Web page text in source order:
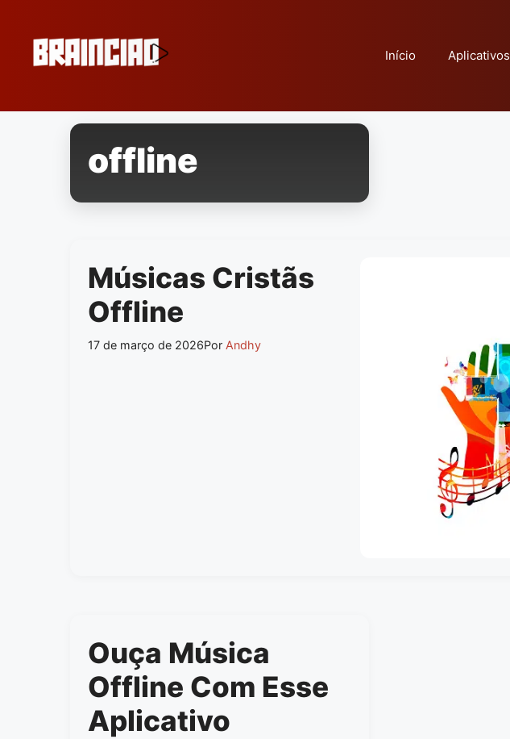
conteúdo
Início Aplicativos
offline
Músicas Cristãs
Offline
17 de março de 2026Por Andhy
Ouça Música
Offline Com Esse
Aplicativo